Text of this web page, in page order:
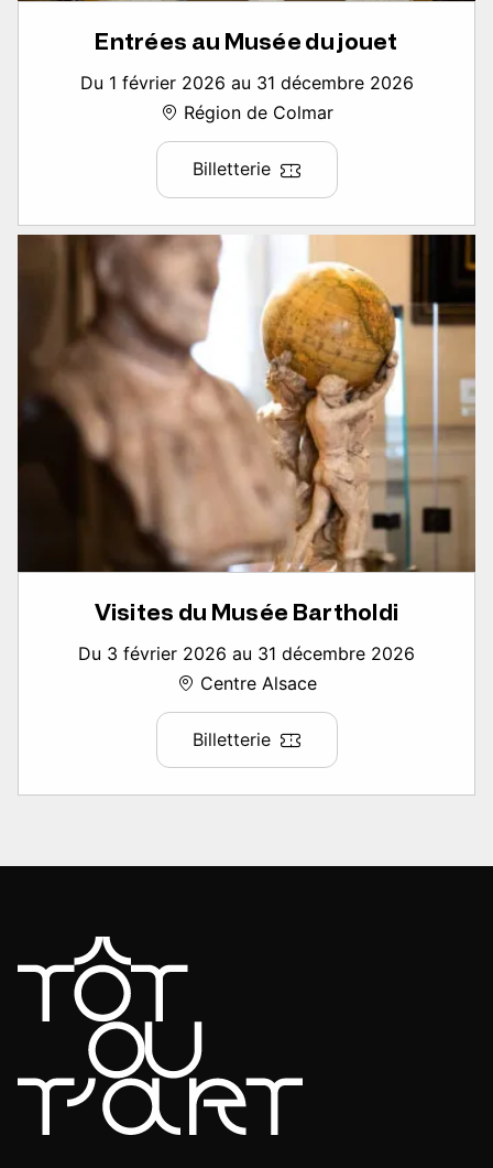
Entrées au Musée du jouet
Du 1 février 2026 au 31 décembre 2026
Région de Colmar
Billetterie
Visites du Musée Bartholdi
Du 3 février 2026 au 31 décembre 2026
Centre Alsace
Billetterie